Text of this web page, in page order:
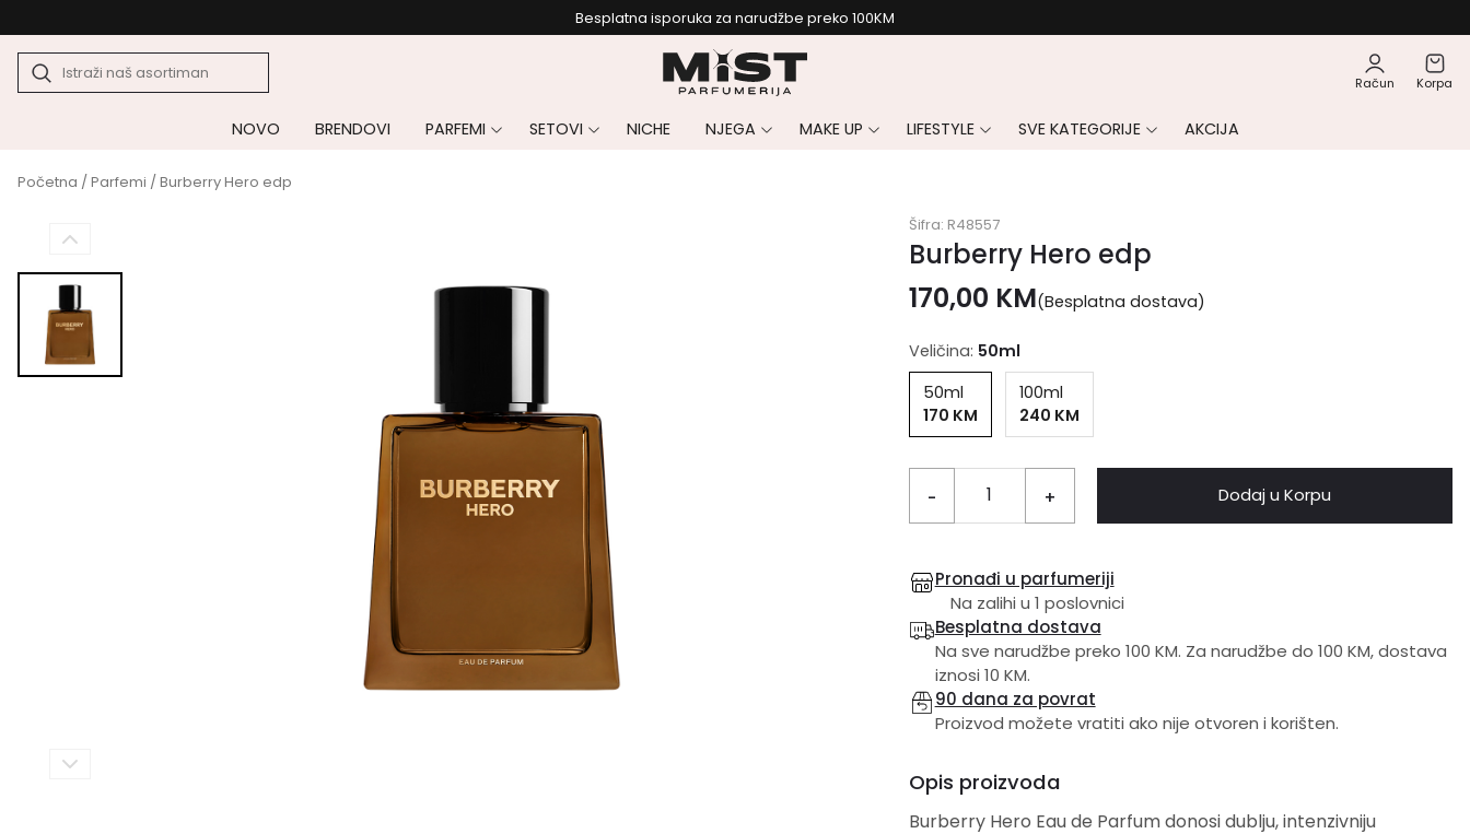
Besplatna isporuka za narudžbe preko 100KM
Račun Korpa
NOVO BRENDOVI PARFEMI SETOVI NICHE NJEGA MAKE UP LIFESTYLE SVE KATEGORIJE AKCIJA
Početna /Parfemi / Burberry Hero edp
Šifra: R48557
Burberry Hero edp
170,00 KM(Besplatna dostava)
Veličina: 50ml
50ml
170 KM
100ml
240 KM
- + Dodaj u Korpu
Pronađi u parfumeriji
Na zalihi u 1 poslovnici
Besplatna dostava
Na sve narudžbe preko 100 KM. Za narudžbe do 100 KM, dostava
iznosi 10 KM.
90 dana za povrat
Proizvod možete vratiti ako nije otvoren i korišten.
Opis proizvoda
Burberry Hero Eau de Parfum donosi dublju, intenzivniju